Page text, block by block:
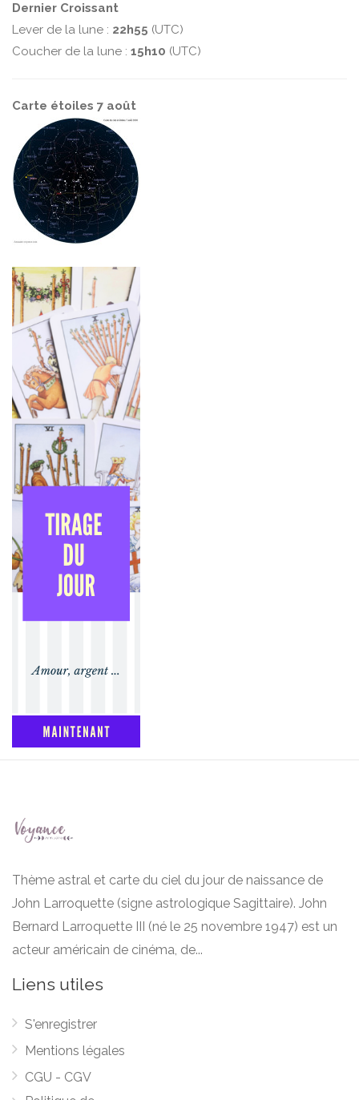
Dernier Croissant
Lever de la lune : 22h55 (UTC)
Coucher de la lune : 15h10 (UTC)
Carte étoiles 7 août
Thème astral et carte du ciel du jour de naissance de
John Larroquette (signe astrologique Sagittaire). John
Bernard Larroquette III (né le 25 novembre 1947) est un
acteur américain de cinéma, de...
Liens utiles
S'enregistrer
Mentions légales
CGU - CGV